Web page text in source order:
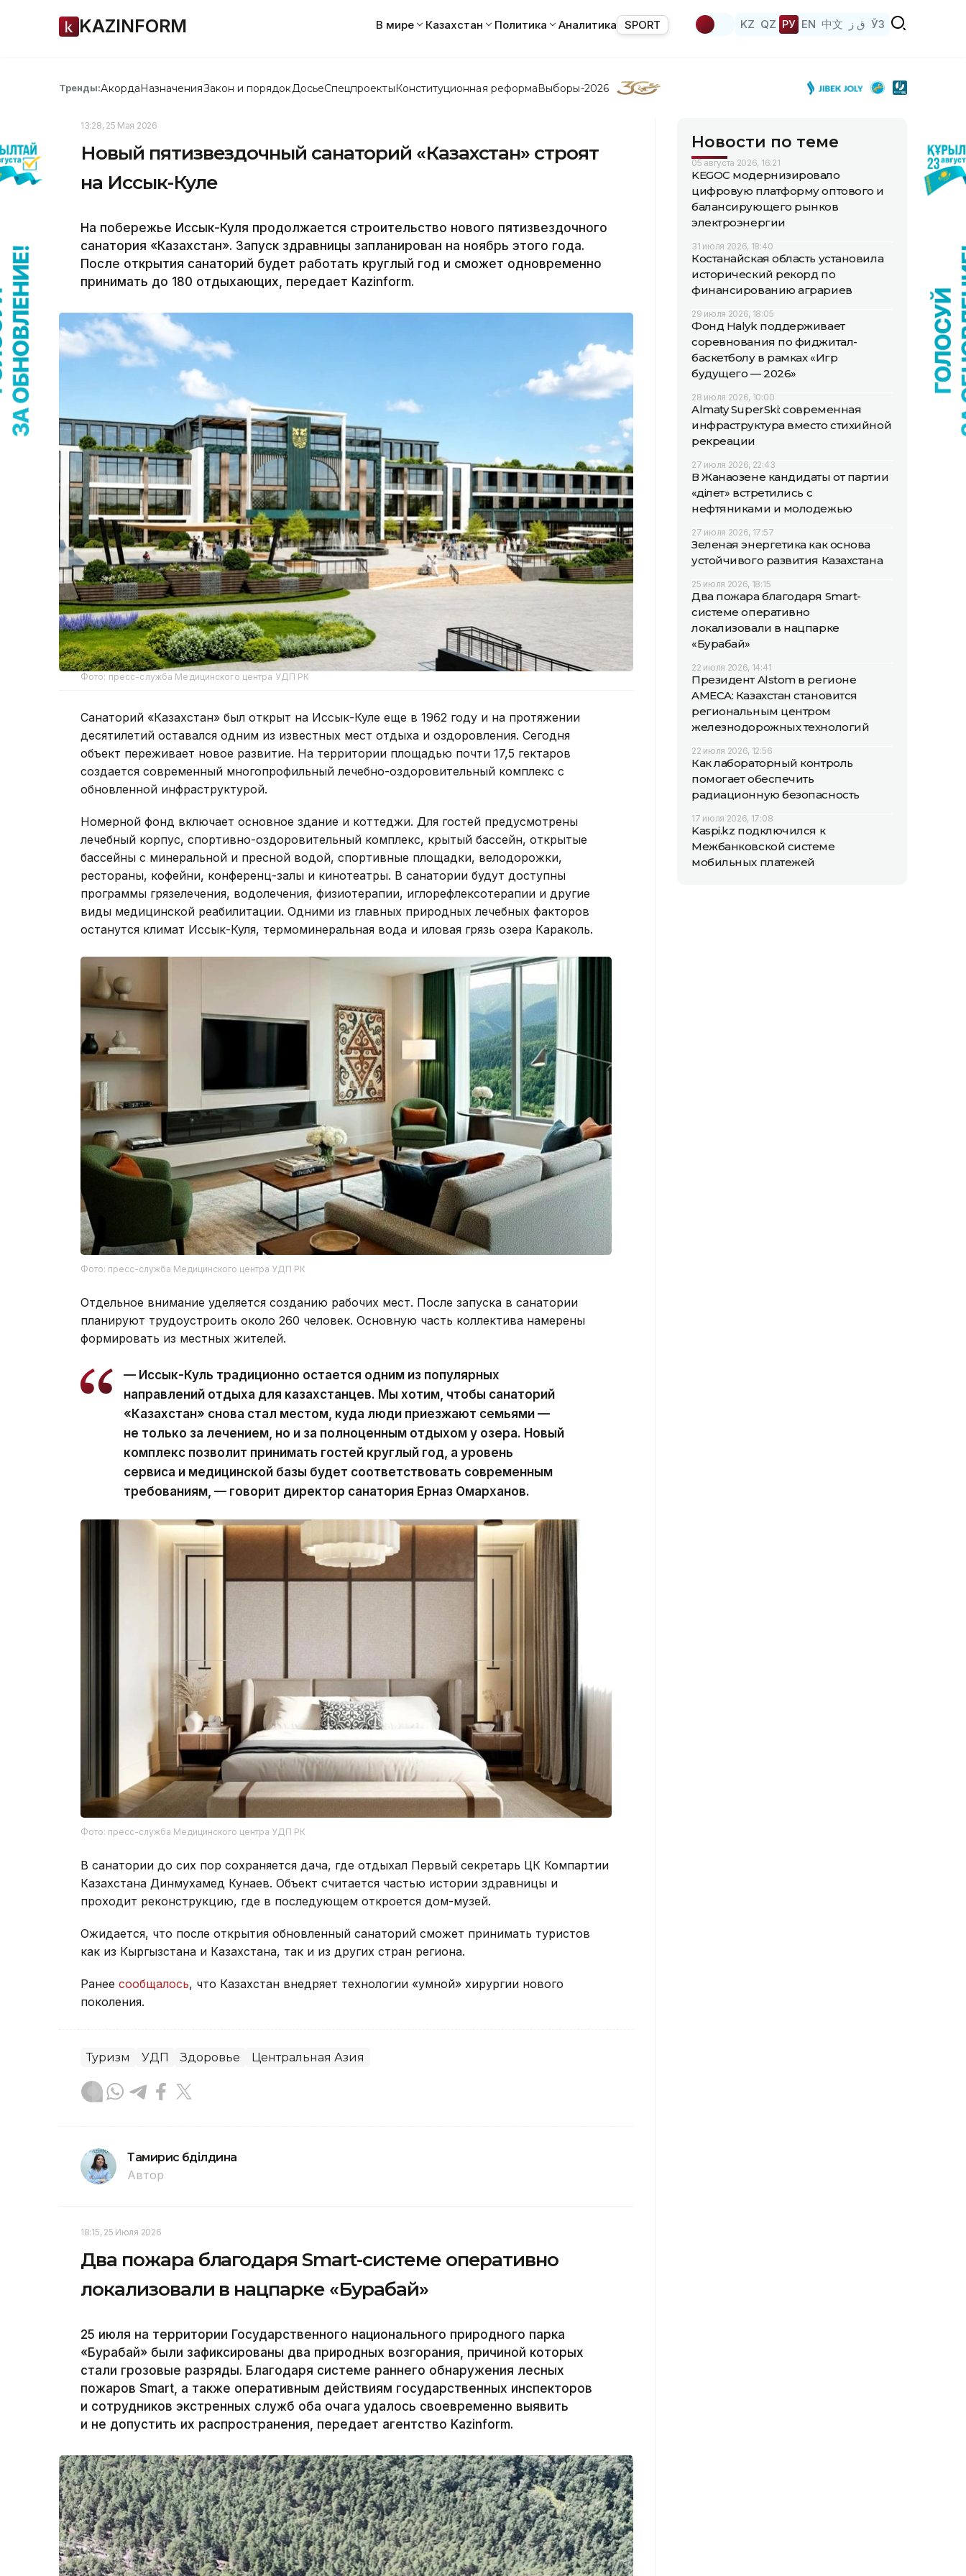
KAZINFORM В мире Казахстан Политика Аналитика SPORT KZ QZ РУ EN 中文 ق ز ЎЗ
Тренды:АкордаНазначенияЗакон и порядок ДосьеСпецпроектыКонституционная реформаВыборы-2026
13:28, 25 Мая 2026
Новый пятизвездочный санаторий «Казахстан» строят
на Иссык-Куле
На побережье Иссык-Куля продолжается строительство нового пятизвездочного
санатория «Казахстан». Запуск здравницы запланирован на ноябрь этого года.
После открытия санаторий будет работать круглый год и сможет одновременно
принимать до 180 отдыхающих, передает Kazinform.
Фото: пресс-служба Медицинского центра УДП РК
Санаторий «Казахстан» был открыт на Иссык-Куле еще в 1962 году и на протяжении
десятилетий оставался одним из известных мест отдыха и оздоровления. Сегодня
объект переживает новое развитие. На территории площадью почти 17,5 гектаров
создается современный многопрофильный лечебно-оздоровительный комплекс с
обновленной инфраструктурой.
Номерной фонд включает основное здание и коттеджи. Для гостей предусмотрены
лечебный корпус, спортивно-оздоровительный комплекс, крытый бассейн, открытые
бассейны с минеральной и пресной водой, спортивные площадки, велодорожки,
рестораны, кофейни, конференц-залы и кинотеатры. В санатории будут доступны
программы грязелечения, водолечения, физиотерапии, иглорефлексотерапии и другие
виды медицинской реабилитации. Одними из главных природных лечебных факторов
останутся климат Иссык-Куля, термоминеральная вода и иловая грязь озера Караколь.
Фото: пресс-служба Медицинского центра УДП РК
Отдельное внимание уделяется созданию рабочих мест. После запуска в санатории
планируют трудоустроить около 260 человек. Основную часть коллектива намерены
формировать из местных жителей.
— Иссык-Куль традиционно остается одним из популярных
направлений отдыха для казахстанцев. Мы хотим, чтобы санаторий
«Казахстан» снова стал местом, куда люди приезжают семьями —
не только за лечением, но и за полноценным отдыхом у озера. Новый
комплекс позволит принимать гостей круглый год, а уровень
сервиса и медицинской базы будет соответствовать современным
требованиям, — говорит директор санатория Ерназ Омарханов.
Фото: пресс-служба Медицинского центра УДП РК
В санатории до сих пор сохраняется дача, где отдыхал Первый секретарь ЦК Компартии
Казахстана Динмухамед Кунаев. Объект считается частью истории здравницы и
проходит реконструкцию, где в последующем откроется дом-музей.
Ожидается, что после открытия обновленный санаторий сможет принимать туристов
как из Кыргызстана и Казахстана, так и из других стран региона.
Ранее сообщалось, что Казахстан внедряет технологии «умной» хирургии нового
поколения.
Туризм УДП Здоровье Центральная Азия
Тамирис Әбділдина
Автор
18:15, 25 Июля 2026
Два пожара благодаря Smart-системе оперативно
локализовали в нацпарке «Бурабай»
25 июля на территории Государственного национального природного парка
«Бурабай» были зафиксированы два природных возгорания, причиной которых
стали грозовые разряды. Благодаря системе раннего обнаружения лесных
пожаров Smart, а также оперативным действиям государственных инспекторов
и сотрудников экстренных служб оба очага удалось своевременно выявить
и не допустить их распространения, передает агентство Kazinform.
Новости по теме
05 августа 2026, 16:21
KEGOC модернизировало
цифровую платформу оптового и
балансирующего рынков
электроэнергии
31 июля 2026, 18:40
Костанайская область установила
исторический рекорд по
финансированию аграриев
29 июля 2026, 18:05
Фонд Halyk поддерживает
соревнования по фиджитал-
баскетболу в рамках «Игр
будущего — 2026»
28 июля 2026, 10:00
Almaty SuperSki: современная
инфраструктура вместо стихийной
рекреации
27 июля 2026, 22:43
В Жанаозене кандидаты от партии
«Әділет» встретились с
нефтяниками и молодежью
27 июля 2026, 17:57
Зеленая энергетика как основа
устойчивого развития Казахстана
25 июля 2026, 18:15
Два пожара благодаря Smart-
системе оперативно
локализовали в нацпарке
«Бурабай»
22 июля 2026, 14:41
Президент Alstom в регионе
AMECA: Казахстан становится
региональным центром
железнодорожных технологий
22 июля 2026, 12:56
Как лабораторный контроль
помогает обеспечить
радиационную безопасность
17 июля 2026, 17:08
Kaspi.kz подключился к
Межбанковской системе
мобильных платежей